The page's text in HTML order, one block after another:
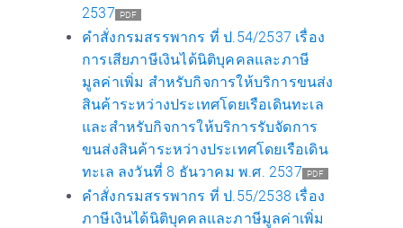
2537
PDF
คำสั่งกรมสรรพากร ที่ ป.54/2537 เรื่อง
การเสียภาษีเงินได้นิติบุคคลและภาษี
มูลค่าเพิ่ม สำหรับกิจการให้บริการขนส่ง
สินค้าระหว่างประเทศโดยเรือเดินทะเล
และสำหรับกิจการให้บริการรับจัดการ
ขนส่งสินค้าระหว่างประเทศโดยเรือเดิน
ทะเล ลงวันที่ 8 ธันวาคม พ.ศ. 2537
PDF
คำสั่งกรมสรรพากร ที่ ป.55/2538 เรื่อง
ภาษีเงินได้นิติบุคคลและภาษีมูลค่าเพิ่ม